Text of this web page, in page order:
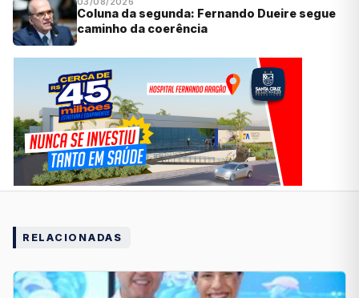
Coluna da segunda: Fernando Dueire segue
caminho da coerência
RELACIONADAS